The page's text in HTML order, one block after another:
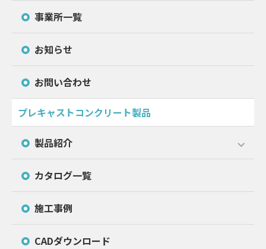
事業所一覧
お知らせ
お問い合わせ
プレキャストコンクリート製品
製品紹介
カタログ一覧
施工事例
CADダウンロード